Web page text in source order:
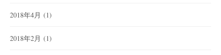
2018年4月 (1)
2018年2月 (1)